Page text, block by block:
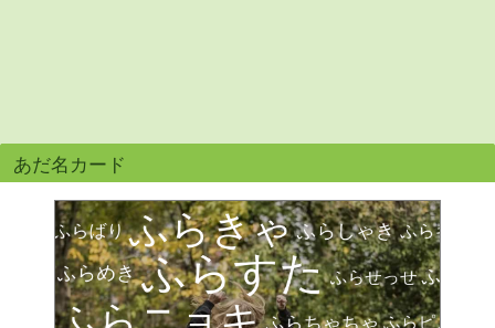
あだ名カード